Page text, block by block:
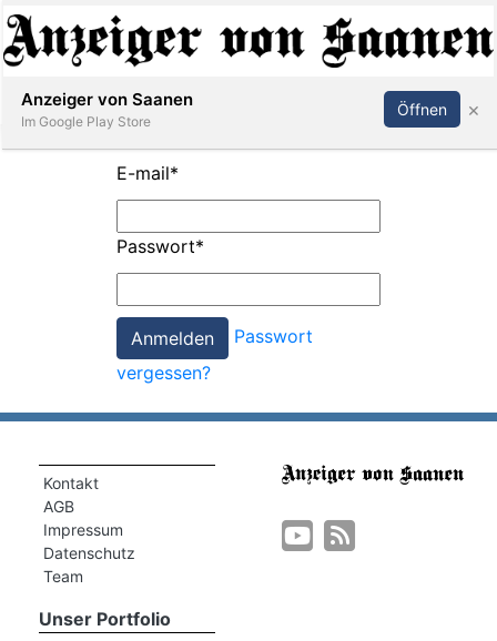
Abonnieren Anmelden
E-mail*
Passwort*
Passwort
vergessen?
Kontakt
AGB
Impressum
Datenschutz
Team
Unser Portfolio
Anzeiger von Saanen
Im Google Play Store
Öffnen ×